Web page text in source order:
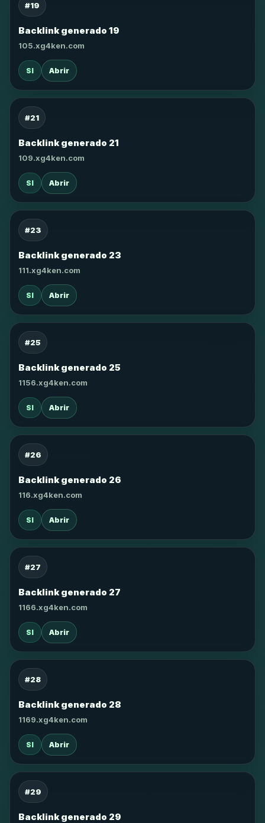
#19
Backlink generado 19
105.xg4ken.com
SI Abrir
#21
Backlink generado 21
109.xg4ken.com
SI Abrir
#23
Backlink generado 23
111.xg4ken.com
SI Abrir
#25
Backlink generado 25
1156.xg4ken.com
SI Abrir
#26
Backlink generado 26
116.xg4ken.com
SI Abrir
#27
Backlink generado 27
1166.xg4ken.com
SI Abrir
#28
Backlink generado 28
1169.xg4ken.com
SI Abrir
#29
Backlink generado 29